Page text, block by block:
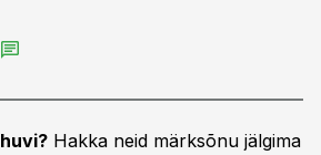
Hakka neid märksõnu jälgima